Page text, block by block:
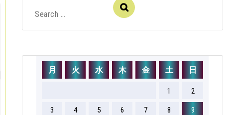
Search
月 火 水 木 金 土 日
1 2
3 4 5 6 7 8 9